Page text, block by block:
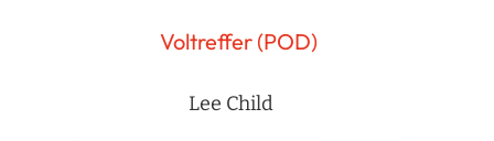
Voltreffer (POD)
Lee Child